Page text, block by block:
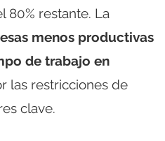
80% restante. La
menos productivas
de trabajo en
las restricciones de
clave.